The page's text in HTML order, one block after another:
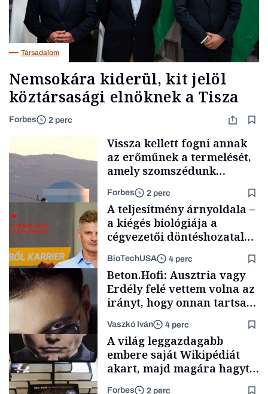
Társadalom
Nemsokára kiderül, kit jelöl
köztársasági elnöknek a Tisza
Forbes 2 perc
Energia
Vissza kellett fogni annak
az erőműnek a termelését,
amely szomszédunk
áramellátásának 60
százalékát biztosítja
Forbes 2 perc
Content Lab HUB
A teljesítmény árnyoldala –
a kiégés biológiája a
cégvezetői döntéshozatal
BioTechUSA 4 perc
Beton.Hofi: Ausztria vagy
Erdély felé vettem volna az
irányt, hogy onnan tartsam
lélegeztetőgépen a magyar
zenét
Vaszkó Iván 4 perc
A világ leggazdagabb
embere saját Wikipédiát
akart, majd magára hagyta.
Most milliók olvasnak
Forbes 2 perc